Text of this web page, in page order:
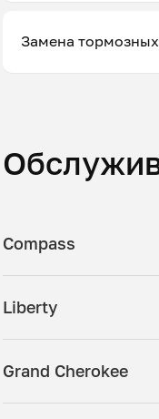
Замена
Compass
Liberty
Grand Cherokee